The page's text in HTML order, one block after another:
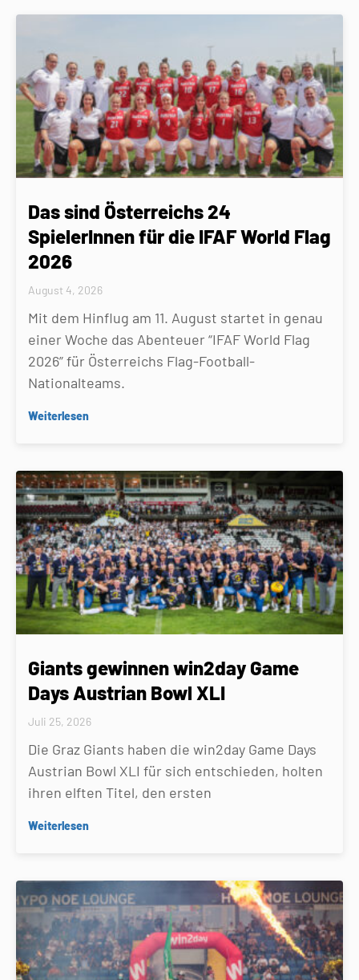
Das sind Österreichs 24
SpielerInnen für die IFAF World Flag
2026
August 4, 2026
Mit dem Hinflug am 11. August startet in genau
einer Woche das Abenteuer “IFAF World Flag
2026” für Österreichs Flag-Football-
Nationalteams.
Weiterlesen
Giants gewinnen win2day Game
Days Austrian Bowl XLI
Juli 25, 2026
Die Graz Giants haben die win2day Game Days
Austrian Bowl XLI für sich entschieden, holten
ihren elften Titel, den ersten
Weiterlesen